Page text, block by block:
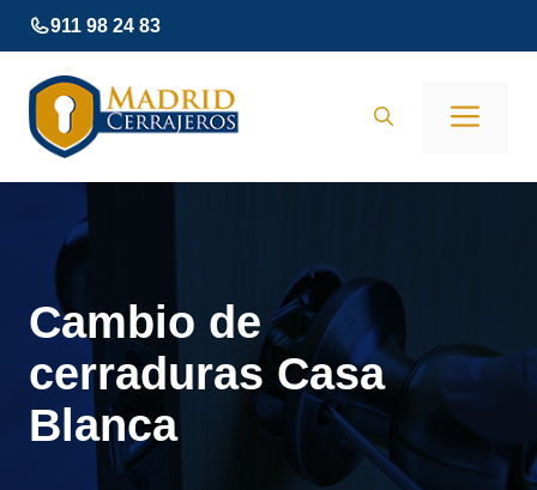
Saltar
al
contenido
911 98 24 83
Cambio de
cerraduras Casa
Blanca